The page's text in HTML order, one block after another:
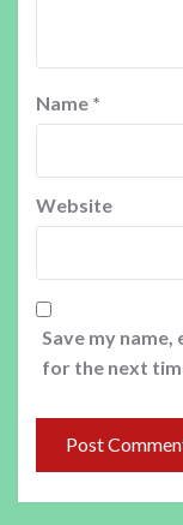
Name *
Website
Save my
for the next